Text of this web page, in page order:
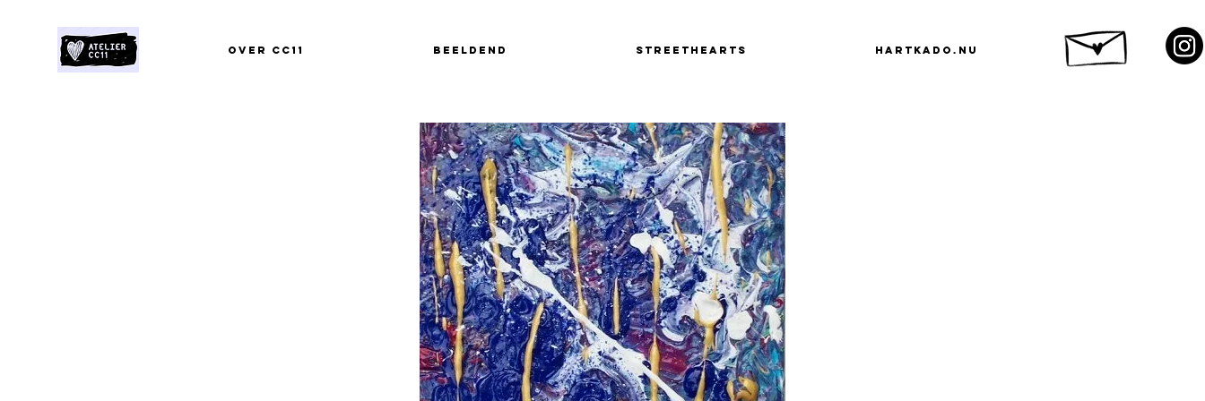
Over CC11 Beeldend StreetheARTs hARTkado.NU